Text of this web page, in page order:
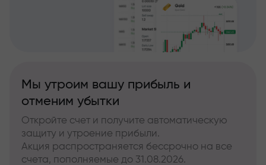
Мы утроим вашу прибыль и
отменим убытки
Откройте счет и получите автоматическую
защиту и утроение прибыли.
Акция распространяется бессрочно на все
счета, пополняемые до 31.08.2026.